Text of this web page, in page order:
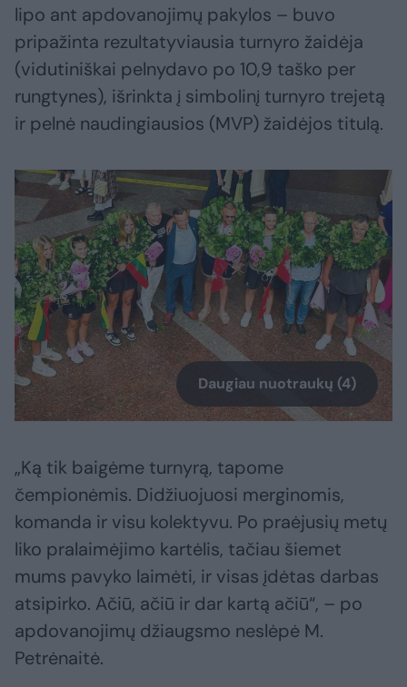
lipo ant apdovanojimų pakylos – buvo
pripažinta rezultatyviausia turnyro žaidėja
(vidutiniškai pelnydavo po 10,9 taško per
rungtynes), išrinkta į simbolinį turnyro trejetą
ir pelnė naudingiausios (MVP) žaidėjos titulą.
Daugiau nuotraukų (4)
„Ką tik baigėme turnyrą, tapome
čempionėmis. Didžiuojuosi merginomis,
komanda ir visu kolektyvu. Po praėjusių metų
liko pralaimėjimo kartėlis, tačiau šiemet
mums pavyko laimėti, ir visas įdėtas darbas
atsipirko. Ačiū, ačiū ir dar kartą ačiū“, – po
apdovanojimų džiaugsmo neslėpė M.
Petrėnaitė.